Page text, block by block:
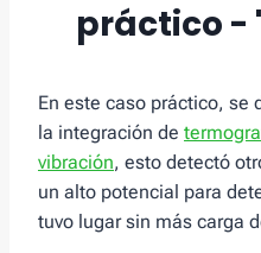
práctico -
En este caso práctico, se
la integración de
vibración, esto detectó
un alto potencial para
tuvo lugar sin más carga